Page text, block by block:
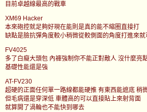
目前卓越線最高的戰車
XM69 Hacker
本來砲控就足夠好現在能則是真的能不縮圈直接打
缺點是臉抗彈角度較小稍微從較側面的角度打進來就
FV4025
多了白癡大頭包 內褲強制你不能正對敵人 沒什麼亮
基礎性能還是強
AT-FV230
超硬的正面任何單一路線都能硬推 有東西能遮底 稍
但毛病還是穿深低 車體高的可以直接貼上來射背面
就算開了渦輪也不能快到哪去